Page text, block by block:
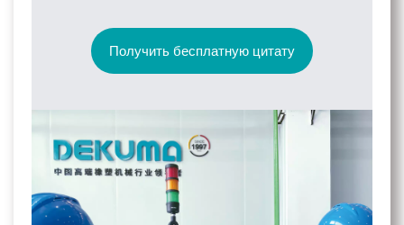
Получить бесплатную цитату